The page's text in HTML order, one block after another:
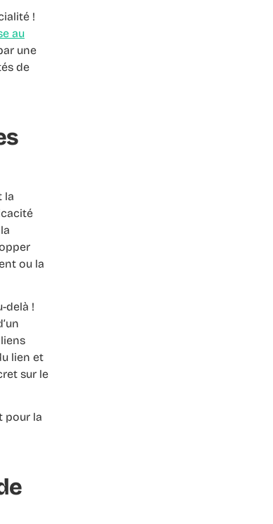
!
au
une
de
la
ou la
delà !
lien et
sur le
pour la